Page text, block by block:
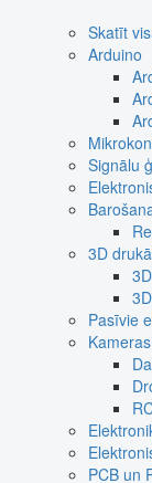
Skatīt
Arduino
Signālu
3D
Pasīvie
PCB un